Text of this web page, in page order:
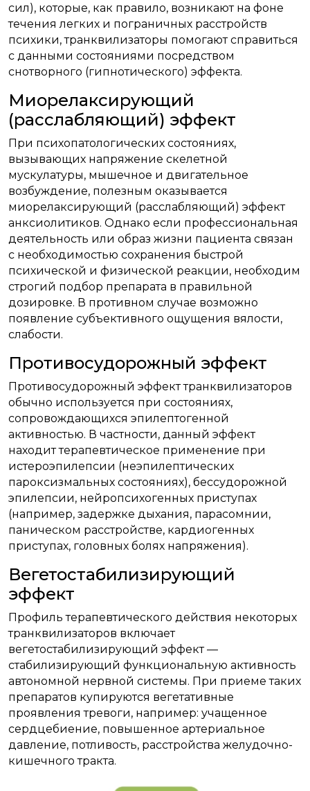
сил), которые, как правило, возникают на фоне
течения легких и пограничных расстройств
психики, транквилизаторы помогают справиться
с данными состояниями посредством
снотворного (гипнотического) эффекта.
Миорелаксирующий
(расслабляющий) эффект
При психопатологических состояниях,
вызывающих напряжение скелетной
мускулатуры, мышечное и двигательное
возбуждение, полезным оказывается
миорелаксирующий (расслабляющий) эффект
анксиолитиков. Однако если профессиональная
деятельность или образ жизни пациента связан
с необходимостью сохранения быстрой
психической и физической реакции, необходим
строгий подбор препарата в правильной
дозировке. В противном случае возможно
появление субъективного ощущения вялости,
слабости.
Противосудорожный эффект
Противосудорожный эффект транквилизаторов
обычно используется при состояниях,
сопровождающихся эпилептогенной
активностью. В частности, данный эффект
находит терапевтическое применение при
истероэпилепсии (неэпилептических
пароксизмальных состояниях), бессудорожной
эпилепсии, нейропсихогенных приступах
(например, задержке дыхания, парасомнии,
паническом расстройстве, кардиогенных
приступах, головных болях напряжения).
Вегетостабилизирующий
эффект
Профиль терапевтического действия некоторых
транквилизаторов включает
вегетостабилизирующий эффект —
стабилизирующий функциональную активность
автономной нервной системы. При приеме таких
препаратов купируются вегетативные
проявления тревоги, например: учащенное
сердцебиение, повышенное артериальное
давление, потливость, расстройства желудочно-
кишечного тракта.